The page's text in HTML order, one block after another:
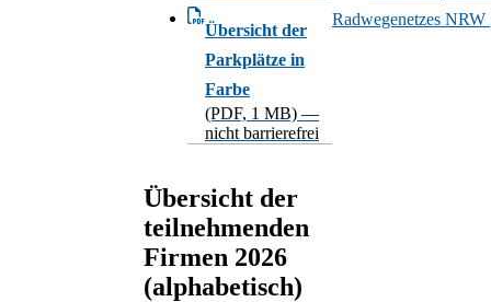
Übersicht der
Parkplätze in
Farbe
(PDF, 1 MB) —
nicht barrierefrei
Radwegenetzes NRW
Übersicht der
teilnehmenden
Firmen 2026
(alphabetisch)